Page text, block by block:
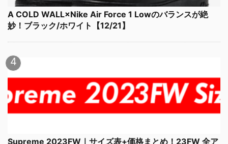
A COLD WALL×Nike Air Force 1 Lowのバランスが絶
妙！ブラック/ホワイト【12/21】
Supreme 2023FW｜サイズ表+価格まとめ！23FW 全ア